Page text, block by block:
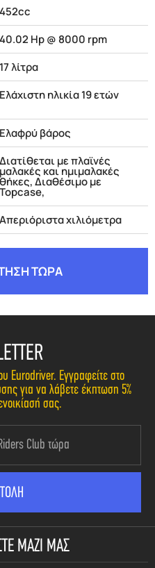
452cc
40.02 Hp @ 8000 rpm
17 λίτρα
Ελάχιστη ηλικία 19 ετών
Ελαφρύ βάρος
Διατίθεται με πλαϊνές
μαλακές και ημιμαλακές
θήκες, Διαθέσιμο με
Topcase,
Απεριόριστα χιλιόμετρα
ΤΩΡΑ
Eurodriver. Εγγραφείτε στο
για να λάβετε έκπτωση 5%
σας.
ΜΑΖΙ ΜΑΣ